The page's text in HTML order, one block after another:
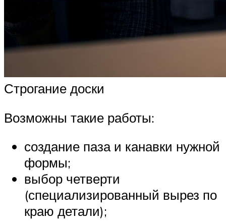
Строгание доски
Возможны такие работы:
создание паза и канавки нужной
формы;
выбор четверти
(специализированный вырез по
краю детали);